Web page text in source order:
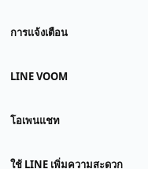
การแจ้งเตือน
LINE VOOM
โอเพนแชท
ใช้ LINE เพิ่มความสะดวก